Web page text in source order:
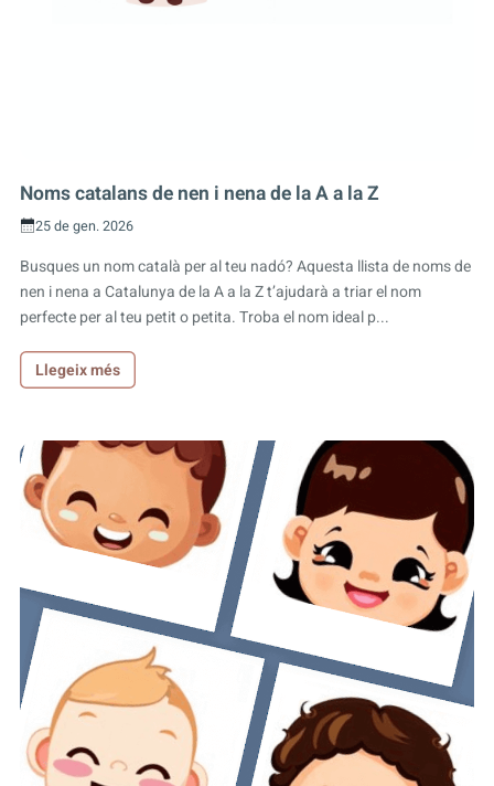
Noms catalans de nen i nena de la A a la Z
25 de gen. 2026
Busques un nom català per al teu nadó? Aquesta llista de noms de
nen i nena a Catalunya de la A a la Z t’ajudarà a triar el nom
perfecte per al teu petit o petita. Troba el nom ideal p...
Llegeix més